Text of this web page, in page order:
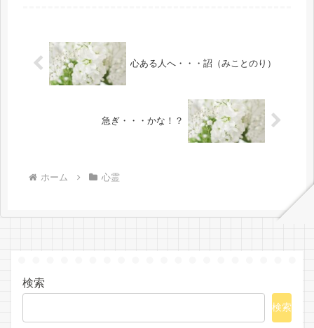
心ある人へ・・・詔（みことのり）
急ぎ・・・かな！？
ホーム 心霊
検索
検索